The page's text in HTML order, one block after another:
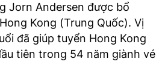
Jorn Andersen được bổ
Kong (Trung Quốc). Vị
đã giúp tuyển Hong Kong
tiên trong 54 năm giành vé